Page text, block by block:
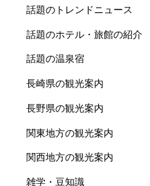
話題のトレンドニュース
話題のホテル・旅館の紹介
話題の温泉宿
長崎県の観光案内
長野県の観光案内
関東地方の観光案内
関西地方の観光案内
雑学・豆知識